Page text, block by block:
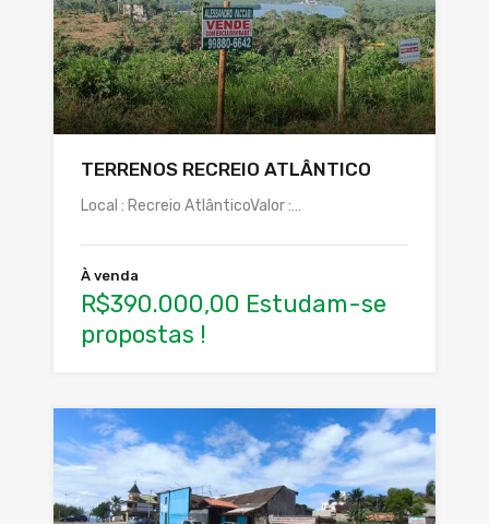
TERRENOS RECREIO ATLÂNTICO
Local : Recreio AtlânticoValor :…
À venda
R$390.000,00 Estudam-se
propostas !